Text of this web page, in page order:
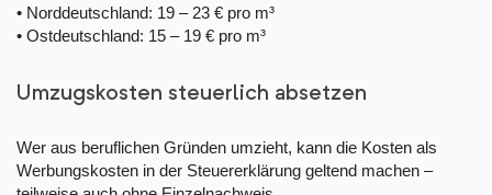
• Norddeutschland: 19 – 23 € pro m³
• Ostdeutschland: 15 – 19 € pro m³
Umzugskosten steuerlich absetzen
Wer aus beruflichen Gründen umzieht, kann die Kosten als
Werbungskosten in der Steuererklärung geltend machen –